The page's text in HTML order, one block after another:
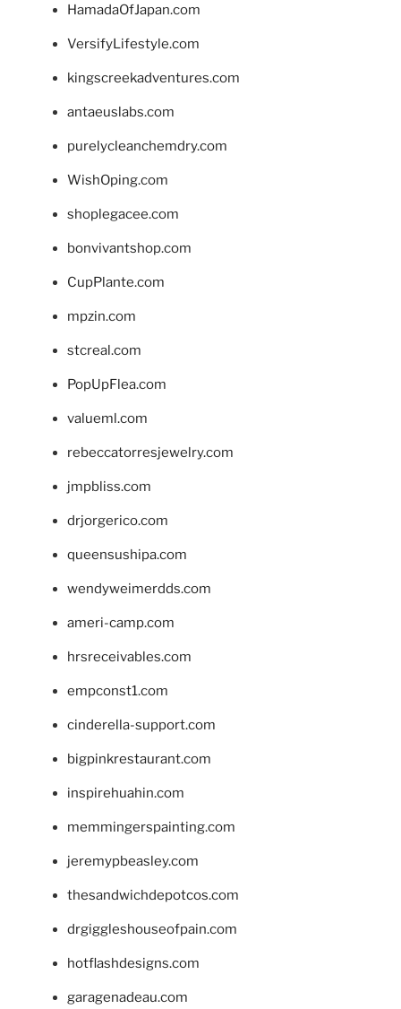
HamadaOfJapan.com
VersifyLifestyle.com
kingscreekadventures.com
antaeuslabs.com
purelycleanchemdry.com
WishOping.com
shoplegacee.com
bonvivantshop.com
CupPlante.com
mpzin.com
stcreal.com
PopUpFlea.com
valueml.com
rebeccatorresjewelry.com
jmpbliss.com
drjorgerico.com
queensushipa.com
wendyweimerdds.com
ameri-camp.com
hrsreceivables.com
empconst1.com
cinderella-support.com
bigpinkrestaurant.com
inspirehuahin.com
memmingerspainting.com
jeremypbeasley.com
thesandwichdepotcos.com
drgiggleshouseofpain.com
hotflashdesigns.com
garagenadeau.com